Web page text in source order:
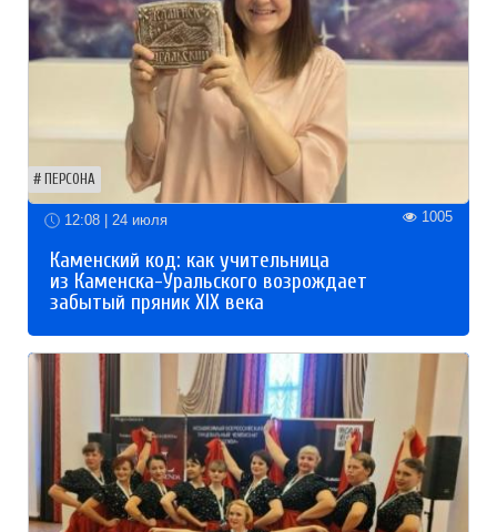
ПЕРСОНА
12:08 | 24 июля 1005
Каменский код: как учительница
из Каменска-Уральского возрождает
забытый пряник XIX века